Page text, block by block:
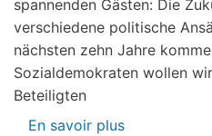
spannenden Gästen: Die
verschiedene politische
nächsten zehn Jahre
Sozialdemokraten wollen
Beteiligten
En savoir plus